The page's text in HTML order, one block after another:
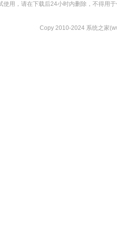
用，请在下载后24小时内删除，不得用
Copy 2010-2024 系统之家